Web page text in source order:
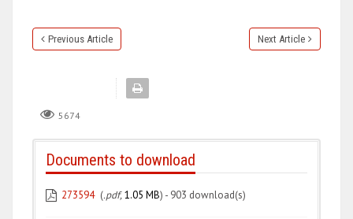
Previous Article Next Article
5674
Documents to download
273594 (.pdf,1.05 MB) - 903 download(s)